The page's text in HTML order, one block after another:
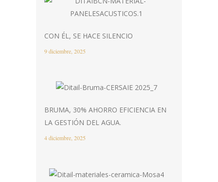
CON ÉL, SE HACE SILENCIO
9 diciembre, 2025
BRUMA, 30% AHORRO EFICIENCIA EN
LA GESTIÓN DEL AGUA.
4 diciembre, 2025